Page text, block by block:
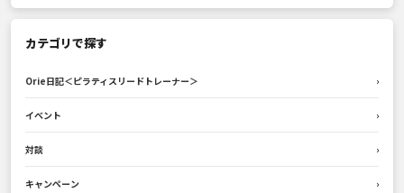
カテゴリで探す
Orie日記＜ピラティスリードトレーナー＞ ›
イベント ›
対談 ›
キャンペーン ›